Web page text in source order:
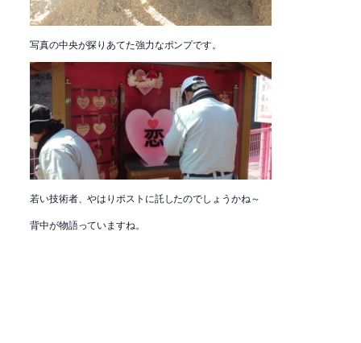
写真の中央が探りあてた強力なポンプです。
若い技術者、やはりポストに託したのでしょうかね～
背中が物語っていますね。